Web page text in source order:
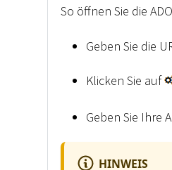
So öffnen Sie die
Geben Sie die
Klicken Sie auf
Geben Sie Ihre
HINWEIS